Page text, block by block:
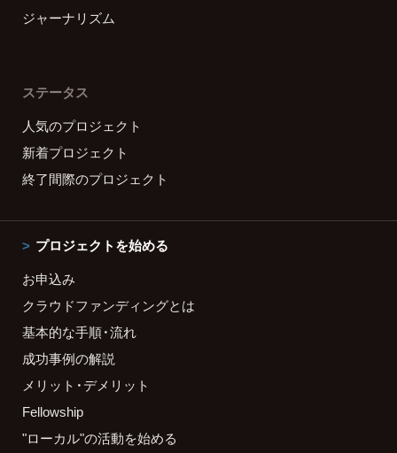
ジャーナリズム
ステータス
人気のプロジェクト
新着プロジェクト
終了間際のプロジェクト
プロジェクトを始める
お申込み
クラウドファンディングとは
基本的な手順・流れ
成功事例の解説
メリット・デメリット
Fellowship
"ローカル"の活動を始める